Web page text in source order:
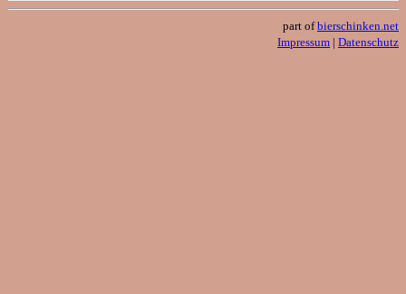
part ofbierschinken.net
Impressum | Datenschutz